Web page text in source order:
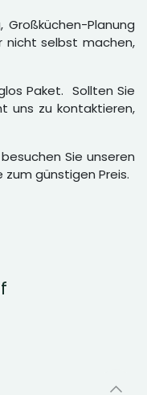
Planung
nicht selbst machen,
Paket. Sollten Sie
uns zu kontaktieren,
Sie unseren
günstigen Preis.